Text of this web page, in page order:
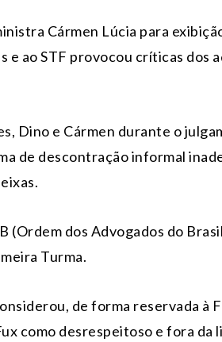
Cármen Lúcia para
ao STF provocou críticas dos
Dino e Cármen durante o
de descontração informal
(Ordem dos Advogados do
Turma.
de forma reservada à
como desrespeitoso e fora da